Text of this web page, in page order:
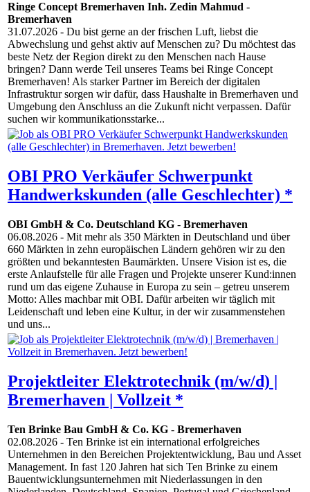
Ringe Concept Bremerhaven Inh. Zedin Mahmud -
Bremerhaven
31.07.2026 - Du bist gerne an der frischen Luft, liebst die
Abwechslung und gehst aktiv auf Menschen zu? Du möchtest das
beste Netz der Region direkt zu den Menschen nach Hause
bringen? Dann werde Teil unseres Teams bei Ringe Concept
Bremerhaven! Als starker Partner im Bereich der digitalen
Infrastruktur sorgen wir dafür, dass Haushalte in Bremerhaven und
Umgebung den Anschluss an die Zukunft nicht verpassen. Dafür
suchen wir kommunikationsstarke...
OBI PRO Verkäufer Schwerpunkt
Handwerkskunden (alle Geschlechter) *
OBI GmbH & Co. Deutschland KG - Bremerhaven
06.08.2026 - Mit mehr als 350 Märkten in Deutschland und über
660 Märkten in zehn europäischen Ländern gehören wir zu den
größten und bekanntesten Baumärkten. Unsere Vision ist es, die
erste Anlaufstelle für alle Fragen und Projekte unserer Kund:innen
rund um das eigene Zuhause in Europa zu sein – getreu unserem
Motto: Alles machbar mit OBI. Dafür arbeiten wir täglich mit
Leidenschaft und leben eine Kultur, in der wir zusammenstehen
und uns...
Projektleiter Elektrotechnik (m/w/d) |
Bremerhaven | Vollzeit *
Ten Brinke Bau GmbH & Co. KG - Bremerhaven
02.08.2026 - Ten Brinke ist ein international erfolgreiches
Unternehmen in den Bereichen Projektentwicklung, Bau und Asset
Management. In fast 120 Jahren hat sich Ten Brinke zu einem
Bauentwicklungsunternehmen mit Niederlassungen in den